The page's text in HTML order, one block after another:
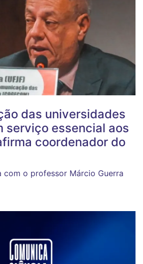
das universidades
serviço essencial aos
coordenador do
com o professor Márcio Guerra